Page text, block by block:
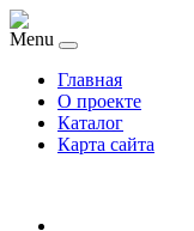
Menu
Главная
О проекте
Каталог
Карта сайта